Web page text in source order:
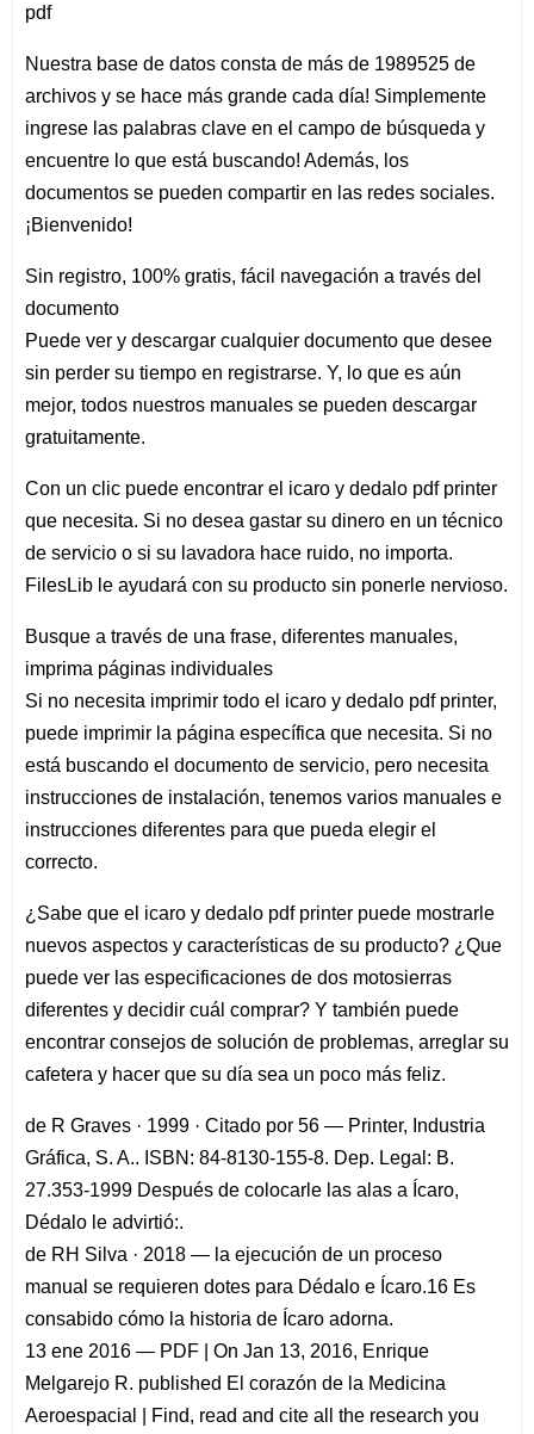
pdf
Nuestra base de datos consta de más de 1989525 de
archivos y se hace más grande cada día! Simplemente
ingrese las palabras clave en el campo de búsqueda y
encuentre lo que está buscando! Además, los
documentos se pueden compartir en las redes sociales.
¡Bienvenido!
Sin registro, 100% gratis, fácil navegación a través del
documento
Puede ver y descargar cualquier documento que desee
sin perder su tiempo en registrarse. Y, lo que es aún
mejor, todos nuestros manuales se pueden descargar
gratuitamente.
Con un clic puede encontrar el icaro y dedalo pdf printer
que necesita. Si no desea gastar su dinero en un técnico
de servicio o si su lavadora hace ruido, no importa.
FilesLib le ayudará con su producto sin ponerle nervioso.
Busque a través de una frase, diferentes manuales,
imprima páginas individuales
Si no necesita imprimir todo el icaro y dedalo pdf printer,
puede imprimir la página específica que necesita. Si no
está buscando el documento de servicio, pero necesita
instrucciones de instalación, tenemos varios manuales e
instrucciones diferentes para que pueda elegir el
correcto.
¿Sabe que el icaro y dedalo pdf printer puede mostrarle
nuevos aspectos y características de su producto? ¿Que
puede ver las especificaciones de dos motosierras
diferentes y decidir cuál comprar? Y también puede
encontrar consejos de solución de problemas, arreglar su
cafetera y hacer que su día sea un poco más feliz.
de R Graves · 1999 · Citado por 56 — Printer, Industria
Gráfica, S. A.. ISBN: 84-8130-155-8. Dep. Legal: B.
27.353-1999 Después de colocarle las alas a Ícaro,
Dédalo le advirtió:.
de RH Silva · 2018 — la ejecución de un proceso
manual se requieren dotes para Dédalo e Ícaro.16 Es
consabido cómo la historia de Ícaro adorna.
13 ene 2016 — PDF | On Jan 13, 2016, Enrique
Melgarejo R. published El corazón de la Medicina
Aeroespacial | Find, read and cite all the research you